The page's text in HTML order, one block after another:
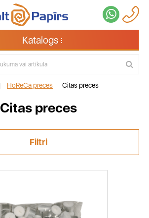
Katalogs
HoReCa preces Citas preces
Citas preces
Filtri